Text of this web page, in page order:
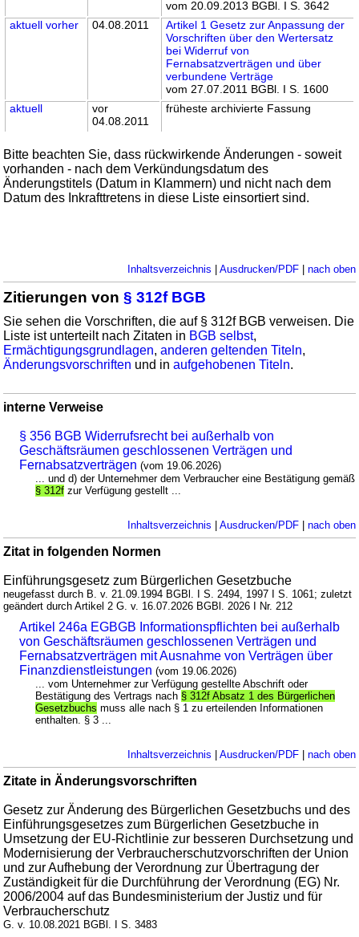
vom 20.09.2013 BGBl. I S. 3642
aktuell vorher 04.08.2011
Artikel 1 Gesetz zur Anpassung der
Vorschriften über den Wertersatz
bei Widerruf von
Fernabsatzverträgen und über
verbundene Verträge
vom 27.07.2011 BGBl. I S. 1600
aktuell
vor
04.08.2011
früheste archivierte Fassung
Bitte beachten Sie, dass rückwirkende Änderungen - soweit
vorhanden - nach dem Verkündungsdatum des
Änderungstitels (Datum in Klammern) und nicht nach dem
Datum des Inkrafttretens in diese Liste einsortiert sind.
Inhaltsverzeichnis | Ausdrucken/PDF| nach oben
Zitierungen von§ 312f BGB
Sie sehen die Vorschriften, die auf § 312f BGB verweisen. Die
Liste ist unterteilt nach Zitaten in BGB selbst,
Ermächtigungsgrundlagen,anderen geltenden Titeln,
Änderungsvorschriften und inaufgehobenen Titeln.
interne Verweise
§ 356 BGB Widerrufsrecht bei außerhalb von
Geschäftsräumen geschlossenen Verträgen und
Fernabsatzverträgen (vom 19.06.2026)
... und d) der Unternehmer dem Verbraucher eine Bestätigung gemäß
§ 312f zur Verfügung gestellt ...
Inhaltsverzeichnis | Ausdrucken/PDF| nach oben
Zitat in folgenden Normen
Einführungsgesetz zum Bürgerlichen Gesetzbuche
neugefasst durch B. v. 21.09.1994 BGBl. I S. 2494, 1997 I S. 1061; zuletzt
geändert durch Artikel 2 G. v. 16.07.2026 BGBl. 2026 I Nr. 212
Artikel 246a EGBGB Informationspflichten bei außerhalb
von Geschäftsräumen geschlossenen Verträgen und
Fernabsatzverträgen mit Ausnahme von Verträgen über
Finanzdienstleistungen (vom 19.06.2026)
... vom Unternehmer zur Verfügung gestellte Abschrift oder
Bestätigung des Vertrags nach § 312f Absatz 1 des Bürgerlichen
Gesetzbuchs muss alle nach § 1 zu erteilenden Informationen
enthalten. § 3 ...
Inhaltsverzeichnis | Ausdrucken/PDF| nach oben
Zitate in Änderungsvorschriften
Gesetz zur Änderung des Bürgerlichen Gesetzbuchs und des
Einführungsgesetzes zum Bürgerlichen Gesetzbuche in
Umsetzung der EU-Richtlinie zur besseren Durchsetzung und
Modernisierung der Verbraucherschutzvorschriften der Union
und zur Aufhebung der Verordnung zur Übertragung der
Zuständigkeit für die Durchführung der Verordnung (EG) Nr.
2006/2004 auf das Bundesministerium der Justiz und für
Verbraucherschutz
G. v. 10.08.2021 BGBl. I S. 3483